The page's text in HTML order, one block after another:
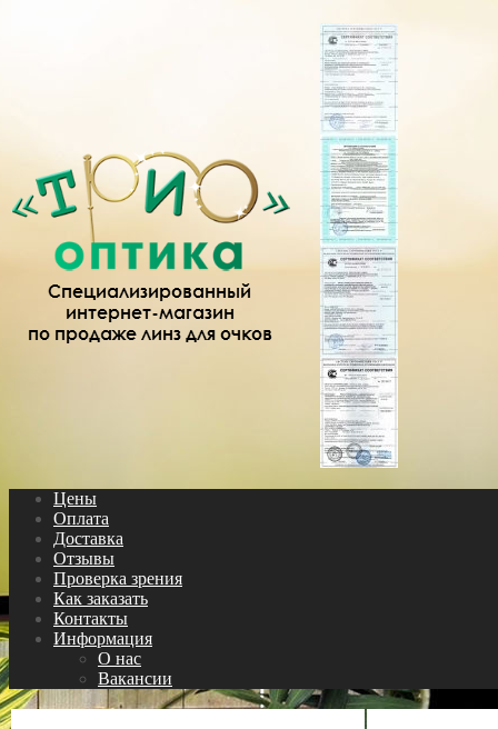
Цены
Оплата
Доставка
Отзывы
Проверка зрения
Как заказать
Контакты
Информация
О нас
Вакансии